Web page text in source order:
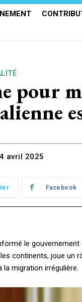
avril 2025
Facebook
le gouvernement
continents, joue un
migration irrégulière.